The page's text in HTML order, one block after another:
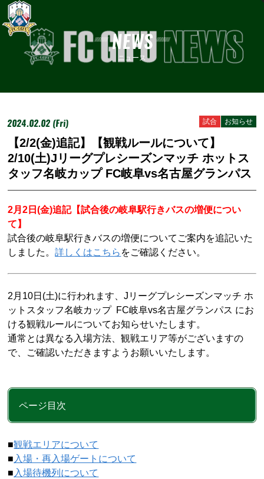
NEWS
ニュース
2024.02.02 (Fri) お知らせ
試合
【2/2(金)追記】【観戦ルールについて】
2/10(土)Jリーグプレシーズンマッチ ホットス
タッフ名岐カップ FC岐阜vs名古屋グランパス
2月2日(金)追記【試合後の岐阜駅行きバスの増便につい
て】
試合後の岐阜駅行きバスの増便についてご案内を追記いた
しました。詳しくはこちら をご確認ください。
2 月 10日(土)に行われます、Jリーグプレシーズンマッチ ホ
ットスタッフ名岐カップ FC岐阜vs名古屋グランパス にお
ける観戦ルールについてお知らせいたします。
通常とは異なる入場方法、観戦エリア等がございますの
で、ご確認いただきますようお願いいたします。
ページ目次
■観戦エリアについて
■ 入場・再入場ゲートについて
■ 入場待機列について